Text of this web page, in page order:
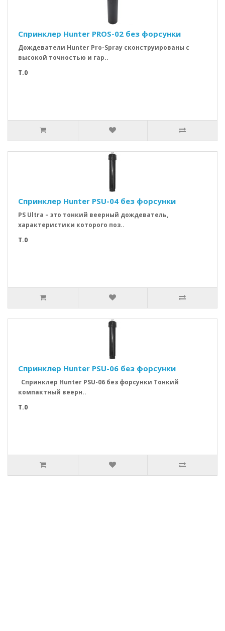
Спринклер Hunter PROS-02 без форсунки
Дождеватели Hunter Pro-Spray сконструированы с
высокой точностью и гар..
T.0
Спринклер Hunter PSU-04 без форсунки
PS Ultra – это тонкий веерный дождеватель,
характеристики которого поз..
T.0
Спринклер Hunter PSU-06 без форсунки
Спринклер Hunter PSU-06 без форсунки Тонкий
компактный веерн..
T.0